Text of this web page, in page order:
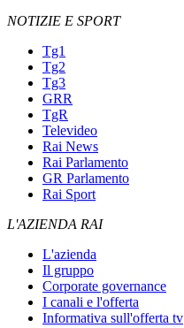
NOTIZIE E SPORT
Tg1
Tg2
Tg3
GRR
TgR
Televideo
Rai News
Rai Parlamento
GR Parlamento
Rai Sport
L'AZIENDA RAI
L'azienda
Il gruppo
Corporate governance
I canali e l'offerta
Informativa sull'offerta tv